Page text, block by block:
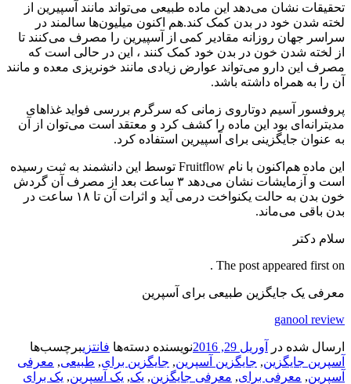
تحقیقات نشان می‌دهد این ماده طبیعی می‌تواند مانند آسپیرین از
لخته شدن خود در بدن کمک کند.هم اکنون میلیون‌ها سالمند در
سراسر جهان روزانه مقادیر کمی از آسپیرین را مصرف می‌کنند تا
از لخته شدن خون در بدن خود کمک کنند ، این در حالی است که
مصرف این دارو می‌تواند عوارض زیادی مانند خونریزی معده و مانند
آن را به همراه داشته باشد.
پروفسور آسیم دوتاروی زمانی که سرگرم بررسی فواید غذاهای
مدیترانه‌ای بود این ماده را کشف کرد و معتقد است می‌توان از آن
به عنوان جایگزینی برای آسپیرین استفاده کرد.
این ماده هم‌اکنون با نام Fruitflow توسط این دانشمند به ثبت رسیده
است و آزمایشات نشان می‌دهد ۳ ساعت بعد از مصرف آن گردش
خون بدن به حالت یکنواخت درمی آید و اثرات آن تا ۱۸ ساعت در
بدن باقی می‌ماند.
سلام دکتر
The post appeared first on .
معرفی یک جایگزین طبیعی برای آسپرین
ganool review
ارسال شده در آوریل 29, 2016 نویسنده دسته‌ها فانتزیبرچسب‌ها
آسپرین جایگزین, جایگزین آسپرین, جایگزین برای, طبیعی, معرفی
آسپرین, معرفی برای, معرفی جایگزین, یک, یک آسپرین, یک برای